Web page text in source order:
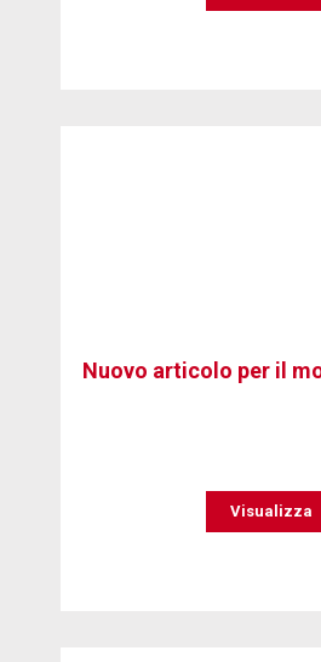
Nuovo articolo per il
Visualizza